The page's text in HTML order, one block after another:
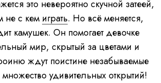
это невероятно скучной затеей,
не с кем играть. Но всё меняется,
камушек. Он помогает девочке
мир, скрытый за цветами и
ждут поистине незабываемые
удивительных открытий!